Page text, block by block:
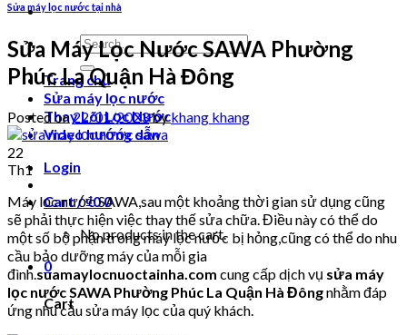
Search
for:
Trang chủ
Sửa máy lọc nước
Thay Lõi Lọc Nước
Video hướng dẫn
Login
Cart /₫00
No products in the cart.
0
Cart
Sửa máy lọc nước tại nhà
Sửa Máy Lọc Nước SAWA Phường
Phúc La Quận Hà Đông
Posted on22/01/2023bykhang khang
22
Th1
Máy lọc nước SAWA,sau một khoảng thời gian sử dụng cũng
sẽ phải thực hiện việc thay thế sửa chữa. Điều này có thể do
một số bộ phận trong máy lọc nước bị hỏng,cũng có thể do nhu
cầu bảo dưỡng máy của mỗi gia
đình.suamaylocnuoctainha.com cung cấp dịch vụ sửa máy
lọc nước SAWA Phường Phúc La Quận Hà Đôngnhằm đáp
ứng nhu cầu sửa máy lọc của quý khách.